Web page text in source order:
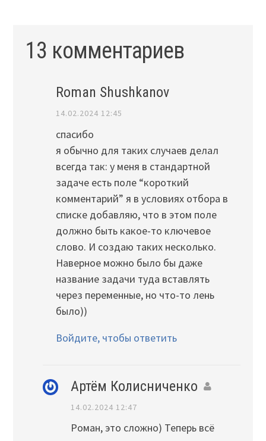
13 комментариев
Roman Shushkanov
14.02.2024 12:45
спасибо
я обычно для таких случаев делал
всегда так: у меня в стандартной
задаче есть поле “короткий
комментарий” я в условиях отбора в
списке добавляю, что в этом поле
должно быть какое-то ключевое
слово. И создаю таких несколько.
Наверное можно было бы даже
название задачи туда вставлять
через переменные, но что-то лень
было))
Войдите, чтобы ответить
Артём Колисниченко
14.02.2024 12:47
Роман, это сложно) Теперь всё